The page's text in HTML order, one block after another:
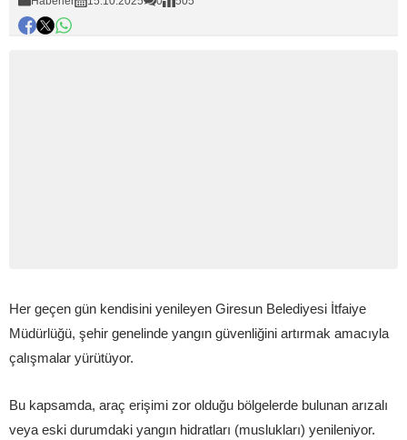
Her geçen gün kendisini yenileyen Giresun Belediyesi İtfaiye
Müdürlüğü, şehir genelinde yangın güvenliğini artırmak amacıyla
çalışmalar yürütüyor.
Bu kapsamda, araç erişimi zor olduğu bölgelerde bulunan arızalı
veya eski durumdaki yangın hidratları (muslukları) yenileniyor.